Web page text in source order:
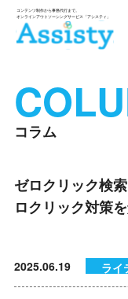
コラム
ゼロクリック検
ロクリック対策
2025.06.19 ライ